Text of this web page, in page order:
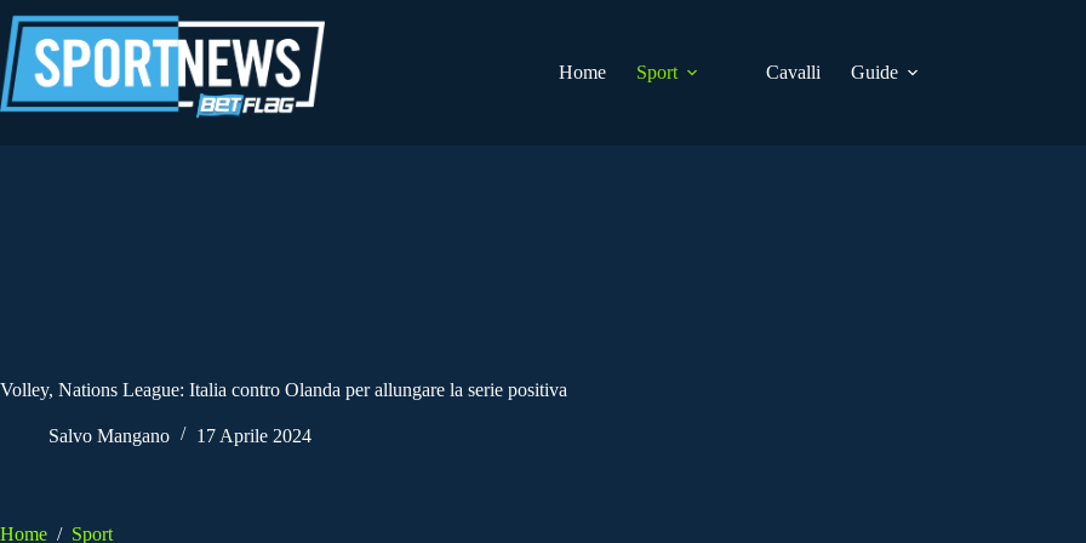
al
contenuto
Home
Sport Cavalli Guide
Volley, Nations League: Italia contro Olanda per allungare la serie positiva
Salvo Mangano 17 Aprile 2024
Home / Sport